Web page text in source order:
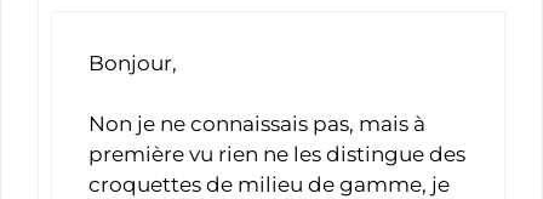
Bonjour,
Non je ne connaissais pas, mais à
première vu rien ne les distingue des
croquettes de milieu de gamme, je